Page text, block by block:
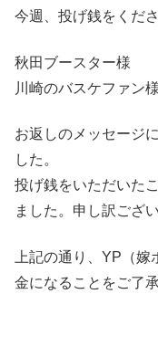
今週、投げ銭をくださ
秋田ブースター様
川崎のバスケファン様
お返しのメッセージ
した。
投げ銭をいただいた
ました。申し訳ござ
上記の通り、YP（
金になることをご了